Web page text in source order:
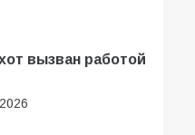
вызван работой